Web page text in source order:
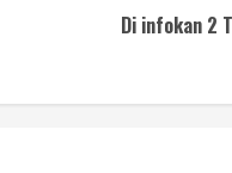
Di infokan 2